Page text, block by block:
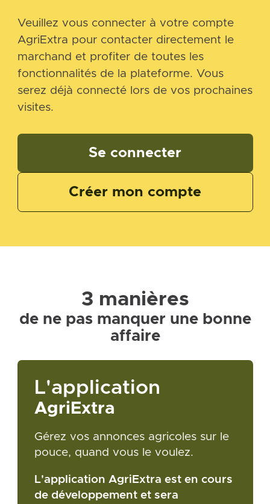
Veuillez vous connecter à votre compte
AgriExtra pour contacter directement le
marchand et profiter de toutes les
fonctionnalités de la plateforme. Vous
serez déjà connecté lors de vos prochaines
visites.
Se connecter
Créer mon compte
3 manières
de ne pas manquer une bonne
affaire
L'application
AgriExtra
Gérez vos annonces agricoles sur le
pouce, quand vous le voulez.
L'application AgriExtra est en cours
de développement et sera